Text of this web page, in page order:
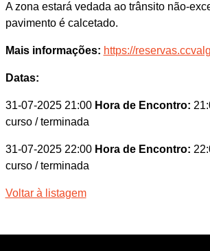
A zona estará vedada ao trânsito não-
pavimento é calcetado.
Mais informações: https://
Datas:
31-07-2025 21:00 Hora de Encontro:
curso / terminada
31-07-2025 22:00 Hora de Encontro:
curso / terminada
Voltar à listagem